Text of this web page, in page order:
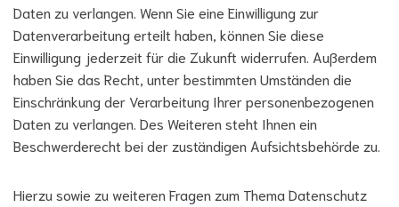
Daten zu verlangen. Wenn Sie eine Einwilligung zur
Datenverarbeitung erteilt haben, können Sie diese
Einwilligung jederzeit für die Zukunft widerrufen. Außerdem
haben Sie das Recht, unter bestimmten Umständen die
Einschränkung der Verarbeitung Ihrer personenbezogenen
Daten zu verlangen. Des Weiteren steht Ihnen ein
Beschwerderecht bei der zuständigen Aufsichtsbehörde zu.
Hierzu sowie zu weiteren Fragen zum Thema Datenschutz